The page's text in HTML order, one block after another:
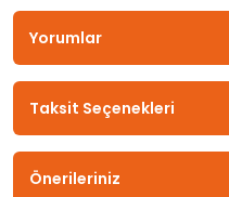
Yorumlar
Taksit Seçenekleri
Önerileriniz